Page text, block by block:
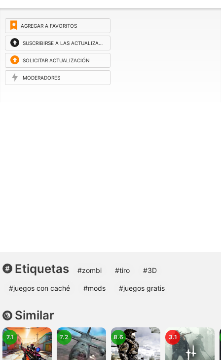
AGREGAR A FAVORITOS
SUSCRIBIRSE A LAS ACTUALIZACIONES
SOLICITAR ACTUALIZACIÓN
MODERADORES
Etiquetas #zombi #tiro #3D
#juegos con caché #mods #juegos gratis
Similar
7.1 7.2 8.6 3.1